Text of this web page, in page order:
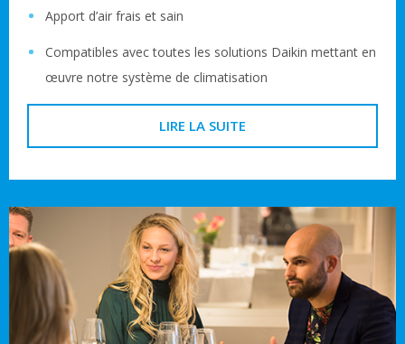
Apport d’air frais et sain
Compatibles avec toutes les solutions Daikin mettant en
œuvre notre système de climatisation
LIRE LA SUITE